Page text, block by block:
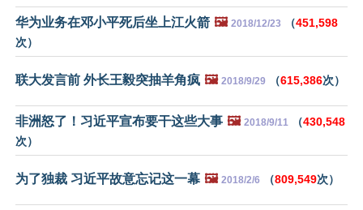
华为业务在邓小平死后坐上江火箭 🖼️ 2018/12/23 （451,598
次）
联大发言前 外长王毅突抽羊角疯 🖼️ 2018/9/29 （615,386次）
非洲怒了！习近平宣布要干这些大事 🖼️ 2018/9/11 （430,548
次）
为了独裁 习近平故意忘记这一幕 🖼️ 2018/2/6 （809,549次）